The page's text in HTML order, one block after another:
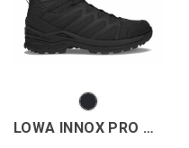
LOWA INNOX PRO GTX MID TF